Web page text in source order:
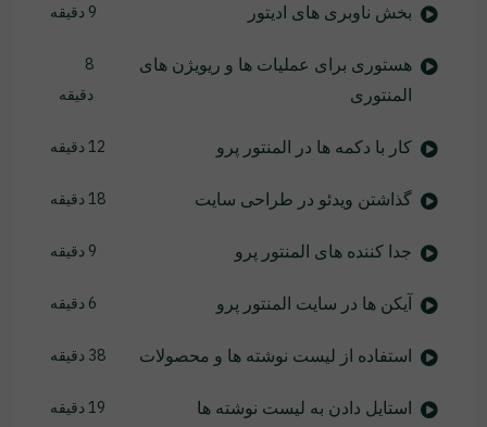
بخش ناوبری های ادیتور 9 دقیقه
هستوری برای عملیات ها و ریویژن های
المنتوری
8
دقیقه
کار با دکمه ها در المنتور پرو 12 دقیقه
گذاشتن ویدئو در طراحی سایت 18 دقیقه
جدا کننده های المنتور پرو 9 دقیقه
آیکن ها در سایت المنتور پرو 6 دقیقه
استفاده از لیست نوشته ها و محصولات 38 دقیقه
استایل دادن به لیست نوشته ها 19 دقیقه